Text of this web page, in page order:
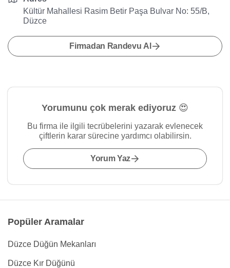
Kültür Mahallesi Rasim Betir Paşa Bulvar No: 55/B,
Düzce
Firmadan Randevu Al
Yorumunu çok merak ediyoruz 😍
Bu firma ile ilgili tecrübelerini yazarak evlenecek
çiftlerin karar sürecine yardımcı olabilirsin.
Yorum Yaz
Popüler Aramalar
Düzce Düğün Mekanları
Düzce Kır Düğünü